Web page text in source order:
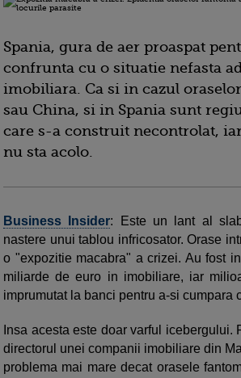
Spania, gura de aer proaspat
confrunta cu o situatie nefasta
imobiliara. Ca si in cazul
sau China, si in Spania sunt
care s-a construit necontrolat,
nu sta acolo.
Business Insider: Este un lant al
nastere unui tablou infricosator. Orase
o "expozitie macabra" a crizei. Au fost
miliarde de euro in imobiliare, iar
imprumutat la banci pentru a-si cumpara
Insa acesta este doar varful icebergului.
directorul unei companii imobiliare din
problema mai mare decat orasele